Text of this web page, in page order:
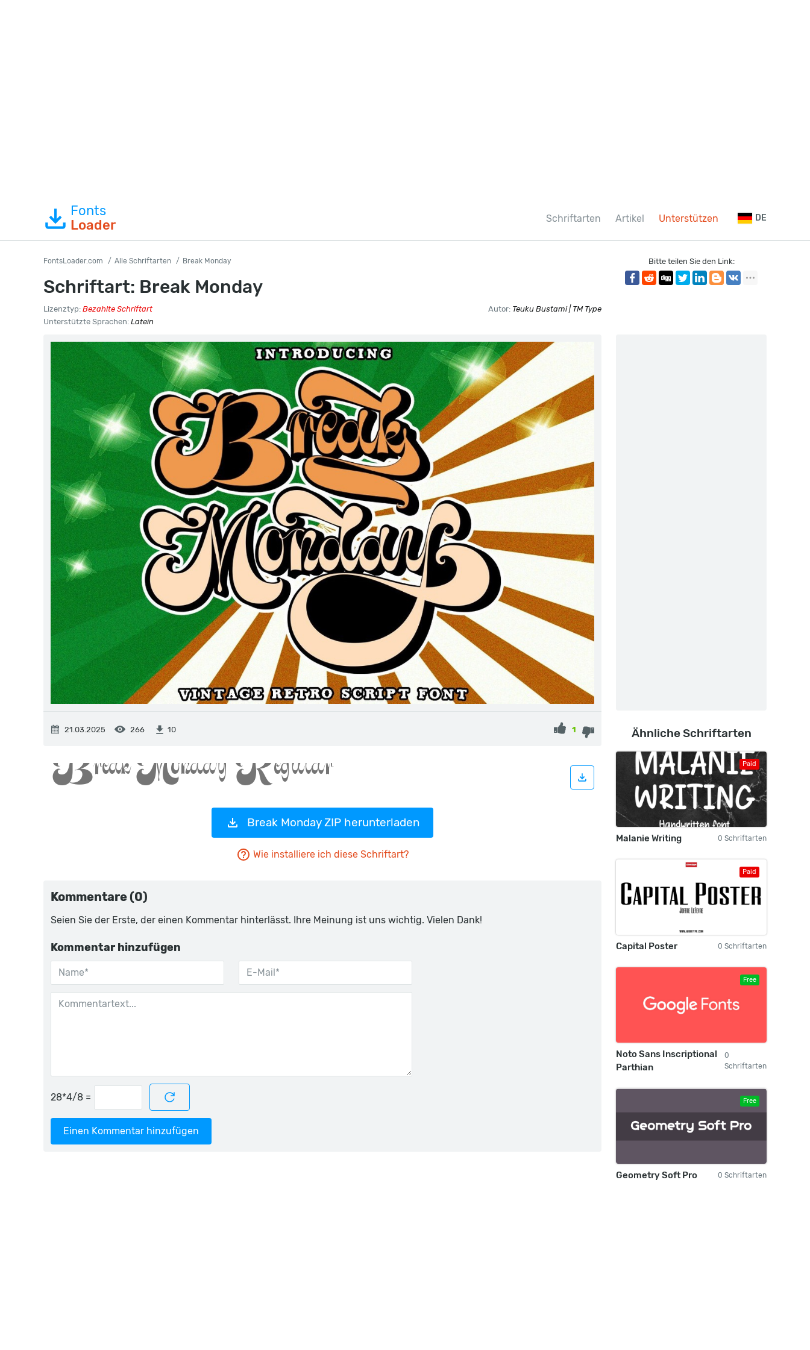
Fonts
Loader
Schriftarten Artikel Unterstützen DE
FontsLoader.com Alle Schriftarten Break Monday
Schriftart: Break Monday
Lizenztyp: Bezahlte Schriftart Autor: Teuku Bustami | TM Type
Unterstützte Sprachen: Latein
Bitte teilen Sie den Link:
21.03.2025 266 10 1
Break Monday ZIP herunterladen
Wie installiere ich diese Schriftart?
Kommentare (0)
Seien Sie der Erste, der einen Kommentar hinterlässt. Ihre Meinung ist uns wichtig. Vielen Dank!
Kommentar hinzufügen
=
Einen Kommentar hinzufügen
Ähnliche Schriftarten
Paid
Malanie Writing 0 Schriftarten
Paid
Capital Poster 0 Schriftarten
Free
Noto Sans Inscriptional
Parthian
0
Schriftarten
Free
Geometry Soft Pro 0 Schriftarten